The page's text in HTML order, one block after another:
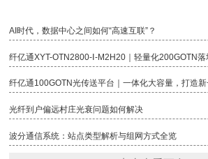
AI时代，数据中心之间如何“高速互联”？
纤亿通XYT-OTN2800-Ⅰ-M2H20｜轻量化200GOTN落
光纤到户偏远村庄光衰问题如何解决
波分通信系统：站点类型解析与组网方式全览